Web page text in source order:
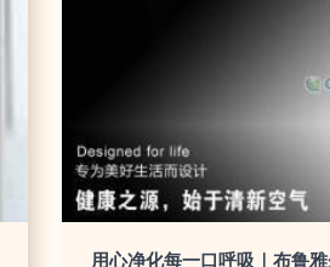
用心净化每一口呼吸｜布鲁